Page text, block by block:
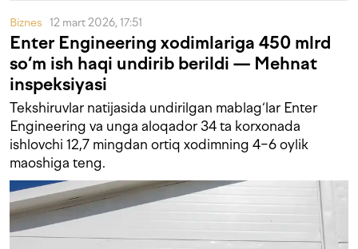
Biznes 12 mart 2026, 17:51
Enter Engineering xodimlariga 450 mlrd
so‘m ish haqi undirib berildi — Mehnat
inspeksiyasi
Tekshiruvlar natijasida undirilgan mablag‘lar Enter
Engineering va unga aloqador 34 ta korxonada
ishlovchi 12,7 mingdan ortiq xodimning 4−6 oylik
maoshiga teng.